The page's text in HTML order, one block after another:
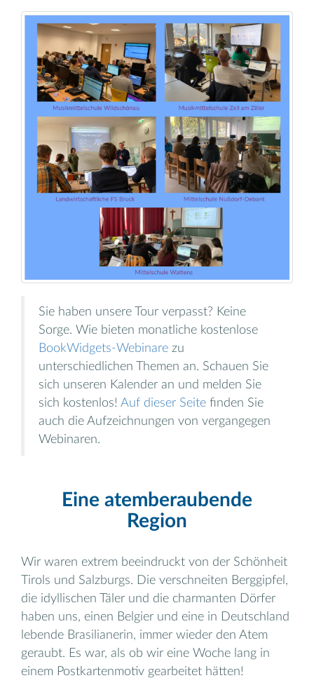
Sie haben unsere Tour verpasst? Keine
Sorge. Wie bieten monatliche kostenlose
BookWidgets-Webinare zu
unterschiedlichen Themen an. Schauen Sie
sich unseren Kalender an und melden Sie
sich kostenlos! Auf dieser Seite finden Sie
auch die Aufzeichnungen von vergangegen
Webinaren.
Eine atemberaubende
Region
Wir waren extrem beeindruckt von der Schönheit
Tirols und Salzburgs. Die verschneiten Berggipfel,
die idyllischen Täler und die charmanten Dörfer
haben uns, einen Belgier und eine in Deutschland
lebende Brasilianerin, immer wieder den Atem
geraubt. Es war, als ob wir eine Woche lang in
einem Postkartenmotiv gearbeitet hätten!